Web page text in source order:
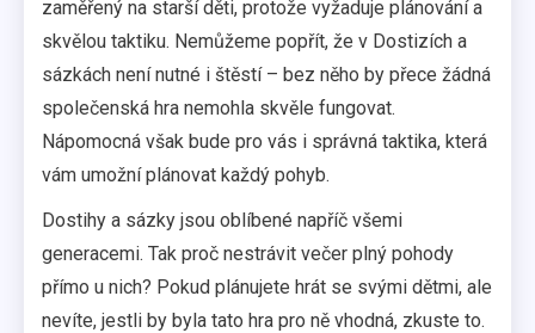
zaměřený na starší děti, protože vyžaduje plánování a
skvělou taktiku. Nemůžeme popřít, že v Dostizích a
sázkách není nutné i štěstí – bez něho by přece žádná
společenská hra nemohla skvěle fungovat.
Nápomocná však bude pro vás i správná taktika, která
vám umožní plánovat každý pohyb.
Dostihy a sázky jsou oblíbené napříč všemi
generacemi. Tak proč nestrávit večer plný pohody
přímo u nich? Pokud plánujete hrát se svými dětmi, ale
nevíte, jestli by byla tato hra pro ně vhodná, zkuste to.